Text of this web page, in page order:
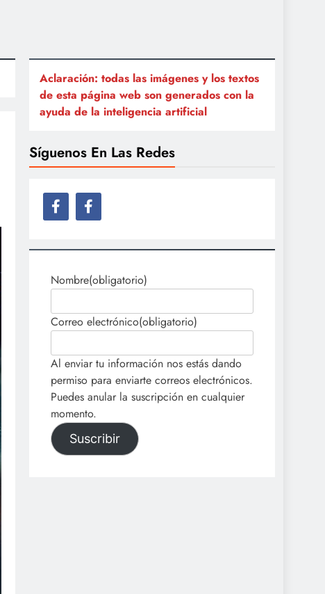
Aclaración: todas las imágenes y los textos
de esta página web son generados con la
ayuda de la inteligencia artificial
Síguenos En Las Redes
Nombre(obligatorio)
Correo electrónico(obligatorio)
Al enviar tu información nos estás dando
permiso para enviarte correos electrónicos.
Puedes anular la suscripción en cualquier
momento.
Suscribir